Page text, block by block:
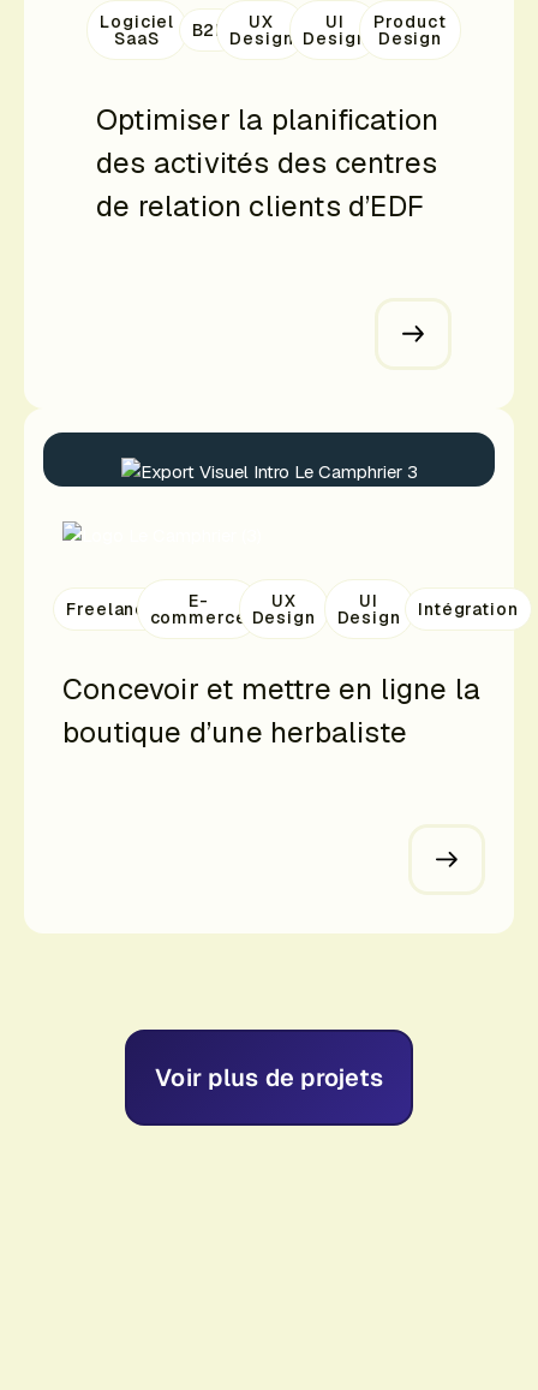
Logiciel
SaaS B2B UX
Design
UI
Design
Product
Design
Optimiser la planification
des activités des centres
de relation clients d’EDF
Freelance E-
commerce
UX
Design
UI
Design Intégration
Concevoir et mettre en ligne la
boutique d’une herbaliste
Voir plus de projets